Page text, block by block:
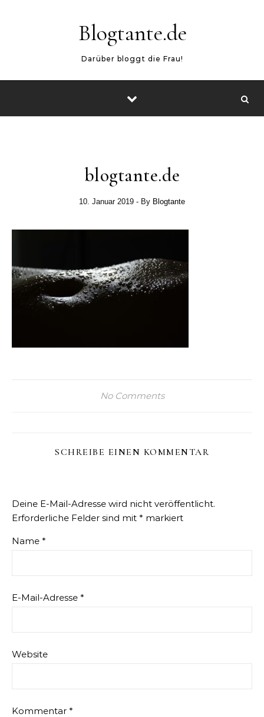
Blogtante.de
Darüber bloggt die Frau!
blogtante.de
10. Januar 2019 - By Blogtante
No Comments
SCHREIBE EINEN KOMMENTAR
Deine E-Mail-Adresse wird nicht veröffentlicht.
Erforderliche Felder sind mit * markiert
Name *
E-Mail-Adresse *
Website
Kommentar *